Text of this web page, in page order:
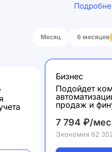
Месяц 6 месяцев
Бизнес
Подойдет
продаж и
7 794 ₽/
Экономия 62